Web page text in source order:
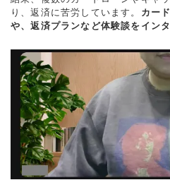
り、返済に苦労しています。 カー
や、返済プランなど体験談をイン